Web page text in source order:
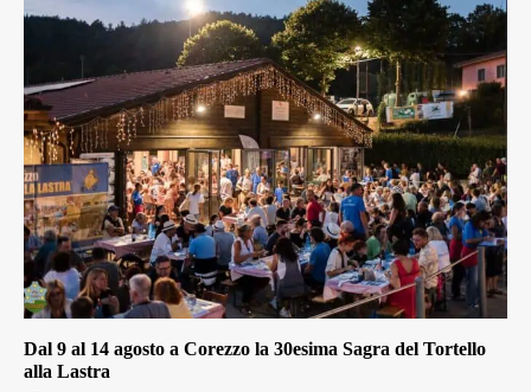
Dal 9 al 14 agosto a Corezzo la 30esima Sagra del Tortello
alla Lastra